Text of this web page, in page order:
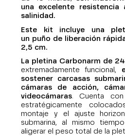
una excelente
salinidad.
Este kit incluye una
un puño de liberación
2,5 cm.
La pletina Carbonarm de
extremadamente funcional,
sostener carcasas
cámaras de acción,
videocámaras. Cuenta
estratégicamente
montaje y el ajuste
submarina, al mismo
aligerar el peso total de la